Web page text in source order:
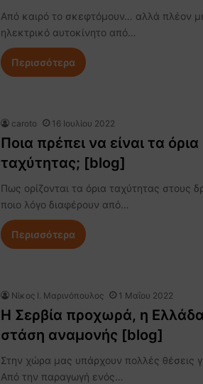
Από καιρό το σκεφτόμουν… αλλά πλέον
ηλεκτρικό αυτοκίνητο από…
Περισσότερα
caroto 16 Ιουλίου 2022
Ποια πρέπει να είναι τα όρια
ταχύτητας; [blog]
Πως ορίζονται τα όρια ταχύτητας στους
ποιο λόγο διαφέρουν από…
Περισσότερα
Nίκος Ι. Mαρινόπουλος 1 Μαΐου 2022
H Σερβία προχωρά, η
στάση αναμονής [blog]
Στην χώρα μας υπάρχουν πολλές θέσεις
Από την παραγωγή ενός…